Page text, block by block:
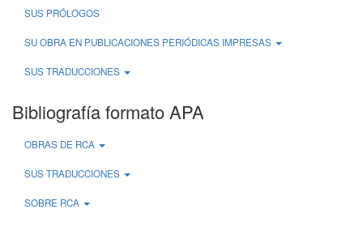
SUS PRÓLOGOS
SU OBRA EN PUBLICACIONES PERIÓDICAS IMPRESAS
SUS TRADUCCIONES
Bibliografía formato APA
OBRAS DE RCA
SUS TRADUCCIONES
SOBRE RCA